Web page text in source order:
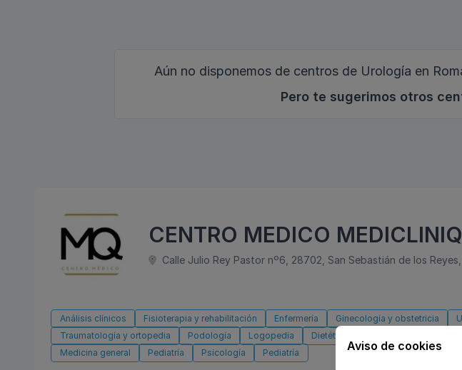
Aún no disponemos de centros de Urología en
Pero te sugerimos otros
CENTRO MEDICO
Calle Julio Rey Pastor nº6, 28702, San Sebastián de los
Análisis clínicos Fisioterapia y rehabilitación Enfermería Ginecología y obstetricia
Traumatología y ortopedia
Podología Logopedia Dietética y nutrición
Medicina general
Pediatría Psicología Pediatría Aviso de cookies